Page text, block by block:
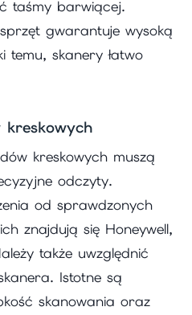
taśmy barwiącej.
gwarantuje wysoką
temu, skanery łatwo
kreskowych muszą
odczyty.
od sprawdzonych
znajdują się Honeywell,
także uwzględnić
Istotne są
skanowania oraz